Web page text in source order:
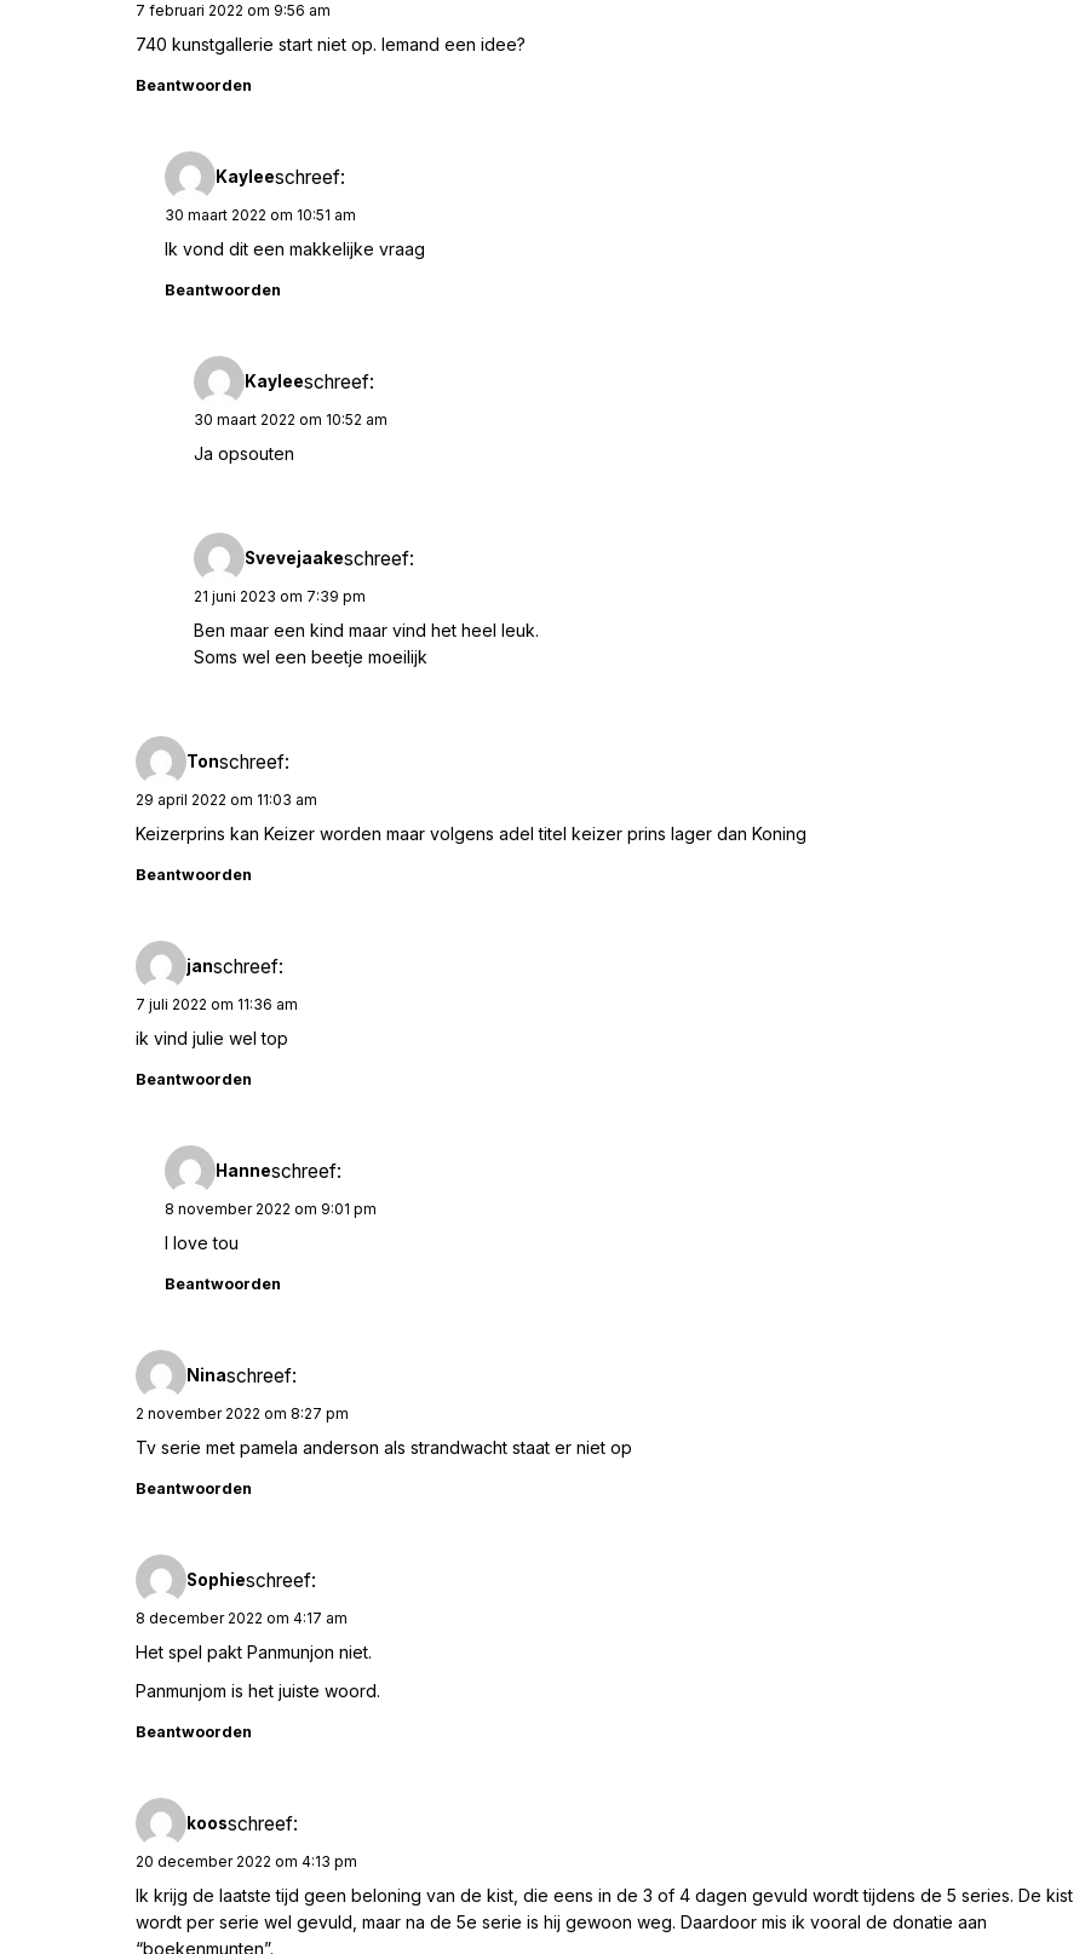
7 februari 2022 om 9:56 am
740 kunstgallerie start niet op. Iemand een idee?
Beantwoorden
Kayleeschreef:
30 maart 2022 om 10:51 am
Ik vond dit een makkelijke vraag
Beantwoorden
Kayleeschreef:
30 maart 2022 om 10:52 am
Ja opsouten
Svevejaakeschreef:
21 juni 2023 om 7:39 pm
Ben maar een kind maar vind het heel leuk.
Soms wel een beetje moeilijk
Tonschreef:
29 april 2022 om 11:03 am
Keizerprins kan Keizer worden maar volgens adel titel keizer prins lager dan Koning
Beantwoorden
janschreef:
7 juli 2022 om 11:36 am
ik vind julie wel top
Beantwoorden
Hanneschreef:
8 november 2022 om 9:01 pm
I love tou
Beantwoorden
Ninaschreef:
2 november 2022 om 8:27 pm
Tv serie met pamela anderson als strandwacht staat er niet op
Beantwoorden
Sophieschreef:
8 december 2022 om 4:17 am
Het spel pakt Panmunjon niet.
Panmunjom is het juiste woord.
Beantwoorden
koosschreef:
20 december 2022 om 4:13 pm
Ik krijg de laatste tijd geen beloning van de kist, die eens in de 3 of 4 dagen gevuld wordt tijdens de 5 series. De kist
wordt per serie wel gevuld, maar na de 5e serie is hij gewoon weg. Daardoor mis ik vooral de donatie aan
“boekenmunten”.